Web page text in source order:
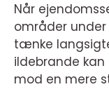
Når
områder
tænke
ildebrande
mod en mere